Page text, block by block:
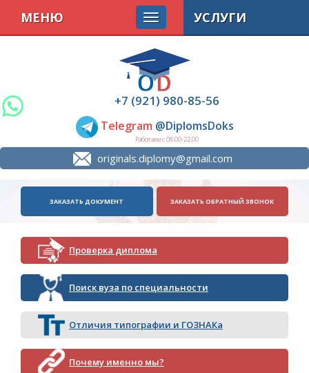
+7 (921) 980-85-56
Telegram @DiplomsDoks
Работаем с 08.00-22.00
originals.diplomy@gmail.com
МЕНЮ
ЗАКАЗАТЬ ДОКУМЕНТ ЗАКАЗАТЬ ОБРАТНЫЙ ЗВОНОК
Проверка диплома
Поиск вуза по специальности
Отличия типографии и ГОЗНАКа
Почему именно мы?
УСЛУГИ